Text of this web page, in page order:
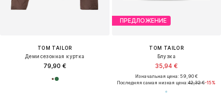
TOM TAILOR
Демисезонная куртка
79,90 €
ПРЕДЛОЖЕНИЕ
TOM TAILOR
Блузка
35,94 €
Изначальная цена: 59,90 €
Последняя самая низкая цена:42,32 €-15%